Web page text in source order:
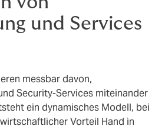
und Services
messbar davon,
Security-Services miteinander
ein dynamisches Modell, bei
Vorteil Hand in